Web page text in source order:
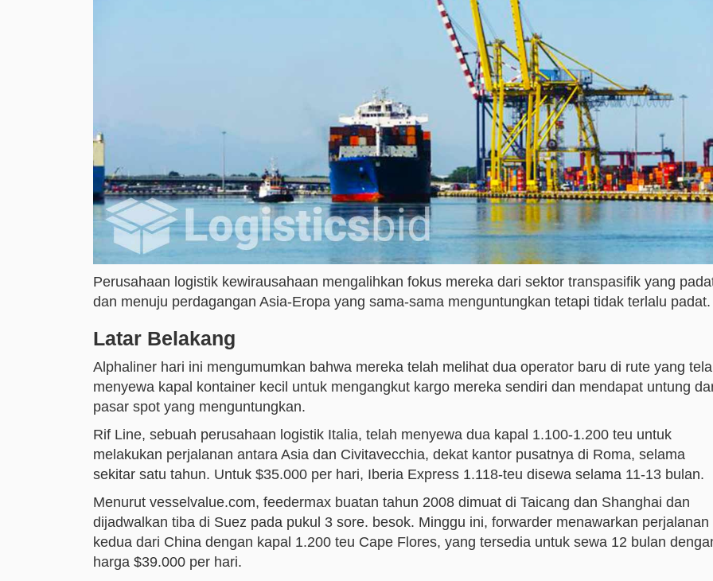
Perusahaan logistik kewirausahaan mengalihkan fokus mereka dari sektor transpasifik yang
dan menuju perdagangan Asia-Eropa yang sama-sama menguntungkan tetapi tidak terlalu padat.
Latar Belakang
Alphaliner hari ini mengumumkan bahwa mereka telah melihat dua operator baru di rute yang
menyewa kapal kontainer kecil untuk mengangkut kargo mereka sendiri dan mendapat untung
pasar spot yang menguntungkan.
Rif Line, sebuah perusahaan logistik Italia, telah menyewa dua kapal 1.100-1.200 teu untuk
melakukan perjalanan antara Asia dan Civitavecchia, dekat kantor pusatnya di Roma, selama
sekitar satu tahun. Untuk $35.000 per hari, Iberia Express 1.118-teu disewa selama 11-13 bulan.
Menurut vesselvalue.com, feedermax buatan tahun 2008 dimuat di Taicang dan Shanghai dan
dijadwalkan tiba di Suez pada pukul 3 sore. besok. Minggu ini, forwarder menawarkan perjalanan
kedua dari China dengan kapal 1.200 teu Cape Flores, yang tersedia untuk sewa 12 bulan
harga $39.000 per hari.